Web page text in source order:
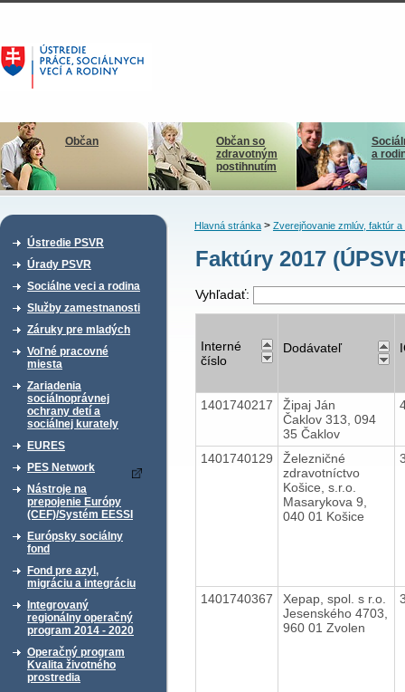
Občan
Občan so
zdravotným
postihnutím
a
Ústredie PSVR
Úrady PSVR
Sociálne veci a rodina
Služby zamestnanosti
Záruky pre mladých
Voľné pracovné
miesta
Zariadenia
sociálnoprávnej
ochrany detí a
sociálnej kurately
EURES
PES Network
Nástroje na
prepojenie Európy
(CEF)/Systém EESSI
Európsky sociálny
fond
Fond pre azyl,
migráciu a integráciu
Integrovaný
regionálny operačný
program 2014 - 2020
Operačný program
Kvalita životného
prostredia
Hlavná stránka> Zverejňovanie zmlúv, faktúr a
Faktúry 2017
Vyhľadať:
Interné
číslo
Dodávateľ
1401740217
Žipaj Ján
Čaklov 313, 094
35 Čaklov
1401740129
Železničné
zdravotníctvo
Košice, s.r.o.
Masarykova 9,
040 01 Košice
1401740367
Xepap, spol. s r.o.
Jesenského 4703,
960 01 Zvolen